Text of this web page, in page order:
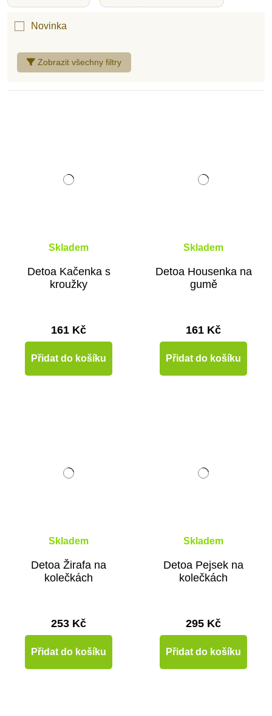
Látkové hračky pro nejmenší
Zobrazit všechny filtry
Novinka
Skladem
Detoa Kačenka s
kroužky
161 Kč
Přidat do košíku
Skladem
Detoa Housenka na
gumě
161 Kč
Přidat do košíku
Skladem
Detoa Žirafa na
kolečkách
253 Kč
Přidat do košíku
Skladem
Detoa Pejsek na
kolečkách
295 Kč
Přidat do košíku